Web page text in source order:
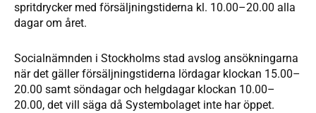
spritdrycker med försäljnings­tiderna kl. 10.00–20.00 alla
dagar om året.
Socialnämnden i Stockholms stad avslog ansökningarna
när det gäller försäljningstiderna lördagar klockan 15.00–
20.00 samt söndagar och helgdagar klockan 10.00–
20.00, det vill säga då Systembolaget inte har öppet.